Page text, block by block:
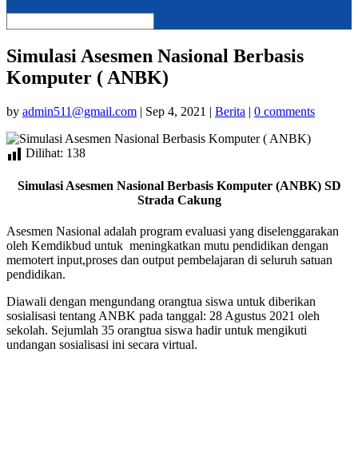
Simulasi Asesmen Nasional Berbasis
Komputer ( ANBK)
by admin511@gmail.com | Sep 4, 2021 | Berita | 0 comments
Dilihat: 138
Simulasi Asesmen Nasional Berbasis Komputer (ANBK) SD
Strada Cakung
Asesmen Nasional adalah program evaluasi yang diselenggarakan
oleh Kemdikbud untuk meningkatkan mutu pendidikan dengan
memotert input,proses dan output pembelajaran di seluruh satuan
pendidikan.
Diawali dengan mengundang orangtua siswa untuk diberikan
sosialisasi tentang ANBK pada tanggal: 28 Agustus 2021 oleh
sekolah. Sejumlah 35 orangtua siswa hadir untuk mengikuti
undangan sosialisasi ini secara virtual.